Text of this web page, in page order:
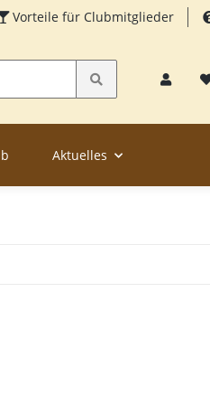
Vorteile für Clubmitglieder
Aktuelles